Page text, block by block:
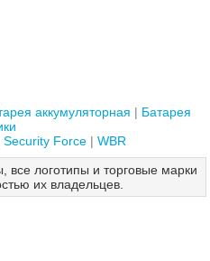
аккумуляторная
Батарея
Security Force
WBR
логотипы и торговые марки
их владельцев.